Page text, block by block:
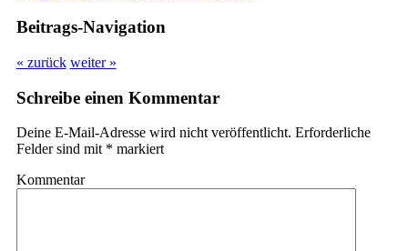
Beitrags-Navigation
« zurück weiter »
Schreibe einen Kommentar
Deine E-Mail-Adresse wird nicht veröffentlicht. Erforderliche
Felder sind mit * markiert
Kommentar